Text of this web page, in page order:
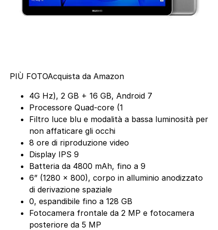
PIÙ FOTOAcquista da Amazon
4G Hz), 2 GB + 16 GB, Android 7
Processore Quad-core (1
Filtro luce blu e modalità a bassa luminosità per
non affaticare gli occhi
8 ore di riproduzione video
Display IPS 9
Batteria da 4800 mAh, fino a 9
6” (1280 x 800), corpo in alluminio anodizzato
di derivazione spaziale
0, espandibile fino a 128 GB
Fotocamera frontale da 2 MP e fotocamera
posteriore da 5 MP